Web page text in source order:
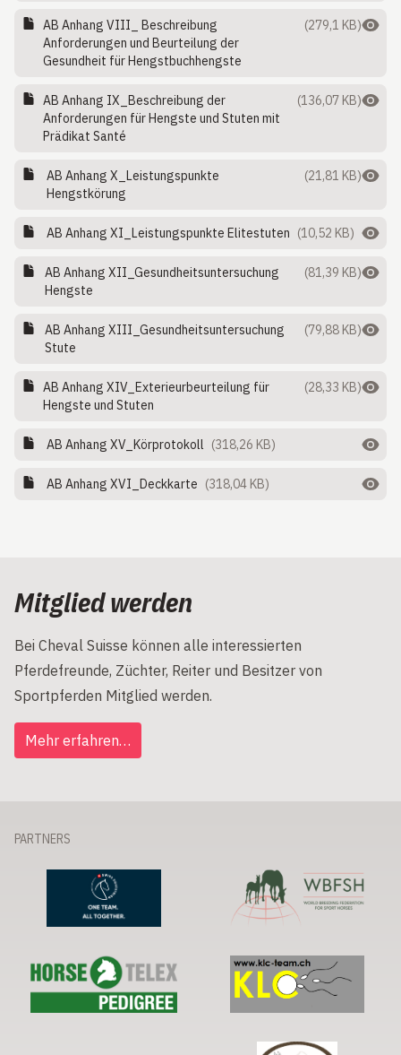
AB Anhang VIII_ Beschreibung
Anforderungen und Beurteilung der
Gesundheit für Hengstbuchhengste
(279,1 KB)
AB Anhang IX_Beschreibung der
Anforderungen für Hengste und Stuten mit
Prädikat Santé
(136,07 KB)
AB Anhang X_Leistungspunkte
Hengstkörung
(21,81 KB)
AB Anhang XI_Leistungspunkte Elitestuten (10,52 KB)
AB Anhang XII_Gesundheitsuntersuchung
Hengste
(81,39 KB)
AB Anhang XIII_Gesundheitsuntersuchung
Stute
(79,88 KB)
AB Anhang XIV_Exterieurbeurteilung für
Hengste und Stuten
(28,33 KB)
AB Anhang XV_Körprotokoll (318,26 KB)
AB Anhang XVI_Deckkarte (318,04 KB)
Mitglied werden
Bei Cheval Suisse können alle interessierten
Pferdefreunde, Züchter, Reiter und Besitzer von
Sportpferden Mitglied werden.
Mehr erfahren…
PARTNERS